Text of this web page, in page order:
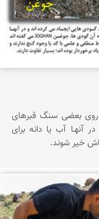
روی بعضی سنگ قبرهای
آنهـا آب یا دانه برای
خیر شوند.